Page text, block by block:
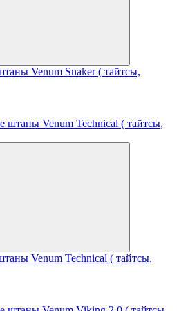
Venum Snaker ( тайтсы,
Venum Technical ( тайтсы,